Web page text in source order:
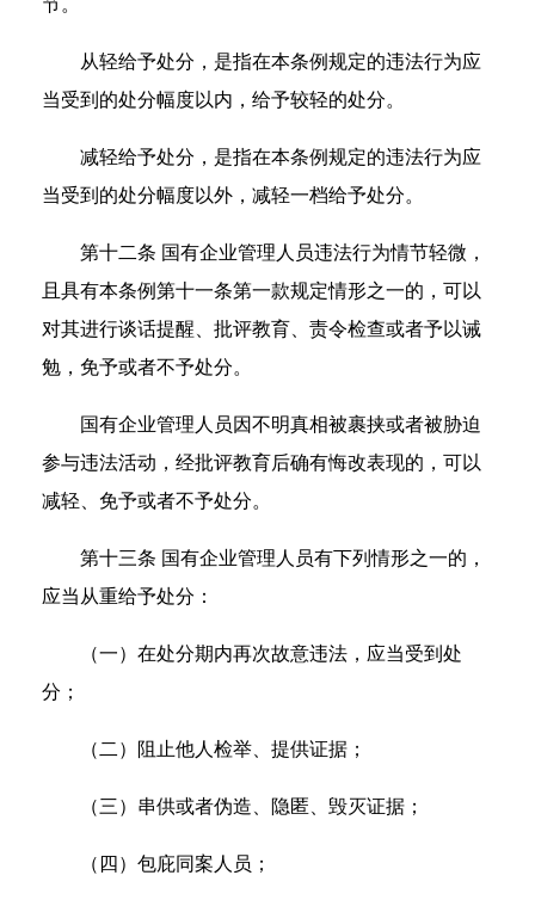
节。
从轻给予处分，是指在本条例规定的违法行为应
当受到的处分幅度以内，给予较轻的处分。
减轻给予处分，是指在本条例规定的违法行为应
当受到的处分幅度以外，减轻一档给予处分。
第十二条 国有企业管理人员违法行为情节轻微，
且具有本条例第十一条第一款规定情形之一的，可以
对其进行谈话提醒、批评教育、责令检查或者予以诫
勉，免予或者不予处分。
国有企业管理人员因不明真相被裹挟或者被胁迫
参与违法活动，经批评教育后确有悔改表现的，可以
减轻、免予或者不予处分。
第十三条 国有企业管理人员有下列情形之一的，
应当从重给予处分：
（一）在处分期内再次故意违法，应当受到处
分；
（二）阻止他人检举、提供证据；
（三）串供或者伪造、隐匿、毁灭证据；
（四）包庇同案人员；